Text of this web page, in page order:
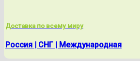
Доставка по всему миру
Россия | СНГ | Международная